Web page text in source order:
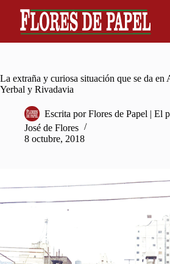
content
La extraña y curiosa situación que se da en
Yerbal y Rivadavia
Escrita por Flores de Papel | El
José de Flores
8 octubre, 2018